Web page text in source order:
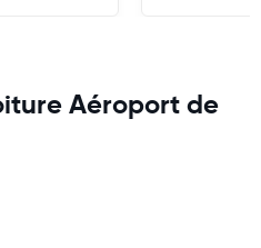
Aéroport de